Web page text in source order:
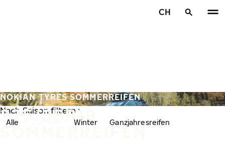
CH
275/35R19
SOMMERREIFEN
NOKIAN TYRES SOMMERREIFEN
Nach Saison filtern :
Alle Winter Ganzjahresreifen